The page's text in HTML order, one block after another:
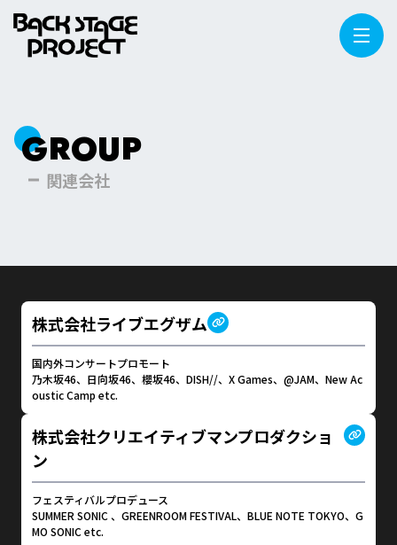
GROUP
関連会社
株式会社ライブエグザム
国内外コンサートプロモート
乃木坂46、日向坂46、櫻坂46、DISH//、X Games、@JAM、New Ac
oustic Camp etc.
株式会社クリエイティブマンプロダクショ
ン
フェスティバルプロデュース
SUMMER SONIC 、GREENROOM FESTIVAL、BLUE NOTE TOKYO、G
MO SONIC etc.